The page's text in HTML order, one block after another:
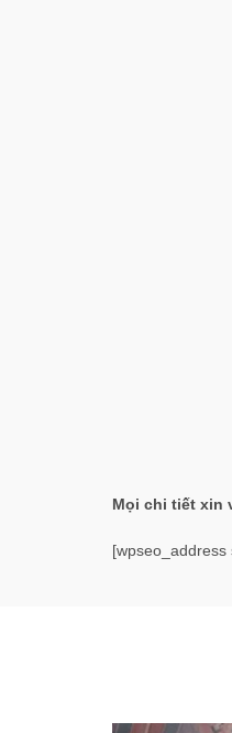
Mọi chi tiết xin
[wpseo_address